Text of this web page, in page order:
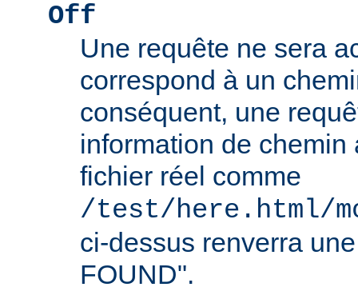
Off
Une requête ne sera
correspond à un
conséquent, une
information de chemin
fichier réel comme
/test/here.html/
ci-dessus renverra
FOUND".